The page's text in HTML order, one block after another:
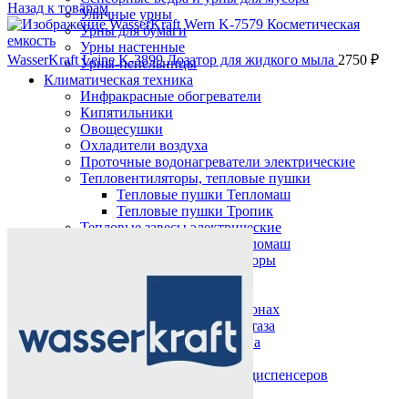
Уличные урны
Урны для бумаги
Урны настенные
Урны-пепельницы
Климатическая техника
Инфракрасные обогреватели
Кипятильники
Овощесушки
Охладители воздуха
Проточные водонагреватели электрические
Тепловентиляторы, тепловые пушки
Тепловые пушки Тепломаш
Тепловые пушки Тропик
Тепловые завесы электрические
Тепловые завесы Тепломаш
Электронные терморегуляторы
Пеленальные столы
Бумажные полотенца в рулонах
Бумажные сиденья для унитаза
Дезинфицирующие средства
Жидкое мыло TORK
Картриджи и баллоны для диспенсеров
Назад к товарам
WasserKraft Leine K-3899 Дозатор для жидкого мыла 2750 ₽
Нажмите, чтобы увеличить